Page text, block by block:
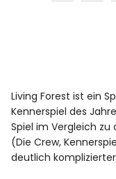
Living Forest ist ein
Kennerspiel des
Spiel im Vergleich zu
(Die Crew,
deutlich